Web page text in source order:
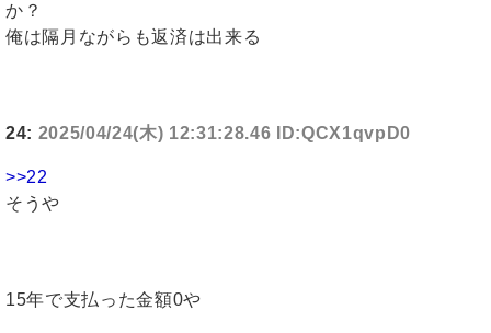
か？
俺は隔月ながらも返済は出来る
24: 2025/04/24(木) 12:31:28.46 ID:QCX1qvpD0
>>22
そうや
15年で支払った金額0や